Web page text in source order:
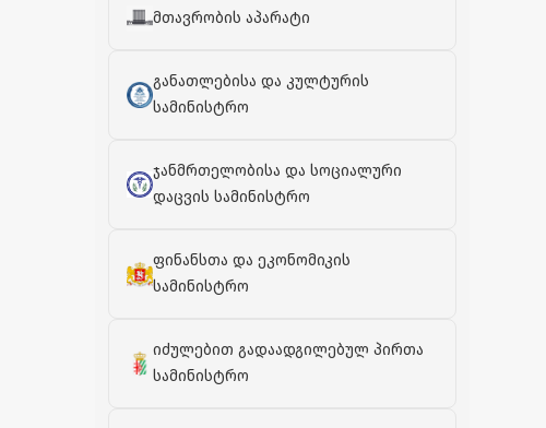
მთავრობის აპარატი
განათლებისა და კულტურის
სამინისტრო
ჯანმრთელობისა და სოციალური
დაცვის სამინისტრო
ფინანსთა და ეკონომიკის
სამინისტრო
იძულებით გადაადგილებულ პირთა
სამინისტრო